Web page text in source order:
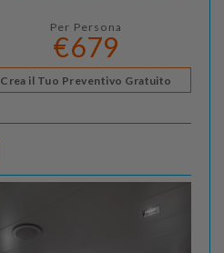
Per Persona
€679
Crea il Tuo Preventivo Gratuito